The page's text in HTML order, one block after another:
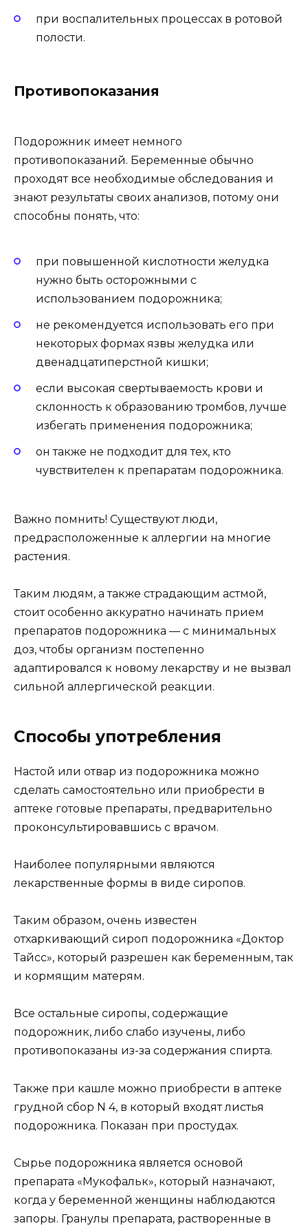
при воспалительных процессах в ротовой
полости.
Противопоказания
Подорожник имеет немного
противопоказаний. Беременные обычно
проходят все необходимые обследования и
знают результаты своих анализов, потому они
способны понять, что:
при повышенной кислотности желудка
нужно быть осторожными с
использованием подорожника;
не рекомендуется использовать его при
некоторых формах язвы желудка или
двенадцатиперстной кишки;
если высокая свертываемость крови и
склонность к образованию тромбов, лучше
избегать применения подорожника;
он также не подходит для тех, кто
чувствителен к препаратам подорожника.
Важно помнить! Существуют люди,
предрасположенные к аллергии на многие
растения.
Таким людям, а также страдающим астмой,
стоит особенно аккуратно начинать прием
препаратов подорожника — с минимальных
доз, чтобы организм постепенно
адаптировался к новому лекарству и не вызвал
сильной аллергической реакции.
Способы употребления
Настой или отвар из подорожника можно
сделать самостоятельно или приобрести в
аптеке готовые препараты, предварительно
проконсультировавшись с врачом.
Наиболее популярными являются
лекарственные формы в виде сиропов.
Таким образом, очень известен
отхаркивающий сироп подорожника «Доктор
Тайсс», который разрешен как беременным, так
и кормящим матерям.
Все остальные сиропы, содержащие
подорожник, либо слабо изучены, либо
противопоказаны из-за содержания спирта.
Также при кашле можно приобрести в аптеке
грудной сбор N 4, в который входят листья
подорожника. Показан при простудах.
Сырье подорожника является основой
препарата «Мукофальк», который назначают,
когда у беременной женщины наблюдаются
запоры. Гранулы препарата, растворенные в